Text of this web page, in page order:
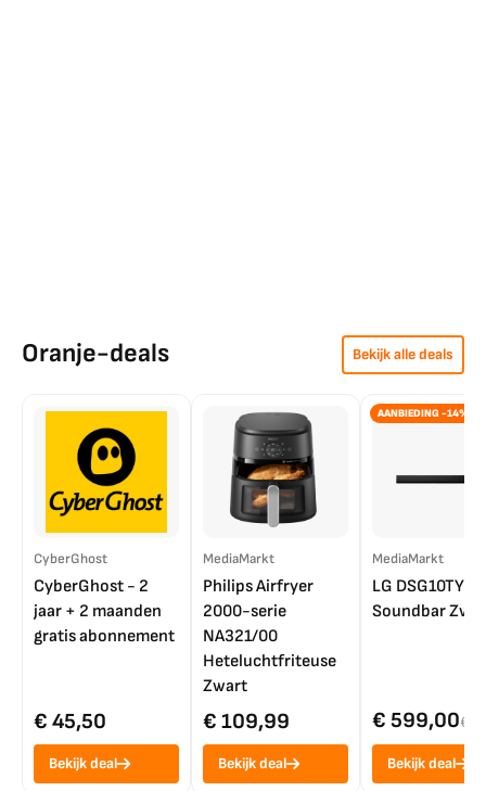
Oranje-deals Bekijk alle deals
CyberGhost
CyberGhost - 2
jaar + 2 maanden
gratis abonnement
€ 45,50
Bekijk deal
MediaMarkt
Philips Airfryer
2000-serie
NA321/00
Heteluchtfriteuse
Zwart
€ 109,99
Bekijk deal
AANBIEDING -14%
MediaMarkt
LG DSG10TY
Soundbar
€ 599,00€
Bekijk deal